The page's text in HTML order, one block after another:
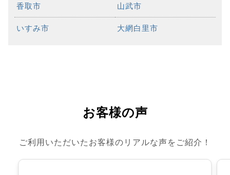
香取市 山武市
いすみ市 大網白里市
お客様の声
ご利用いただいたお客様のリアルな声をご紹介！